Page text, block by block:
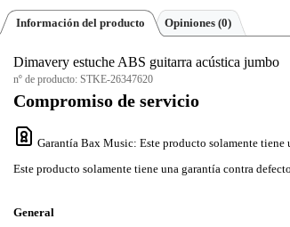
Información del producto Opiniones (0)
Dimavery estuche ABS guitarra acústica jumbo
nº de producto: STKE-26347620
Compromiso de servicio
Garantía Bax Music: Este producto solamente
Este producto solamente tiene una garantía contra
General